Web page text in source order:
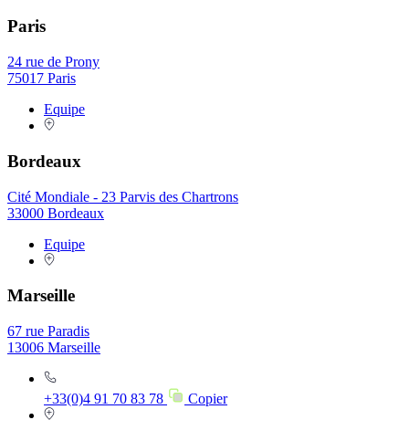
Paris
24 rue de Prony
75017 Paris
Equipe
Bordeaux
Cité Mondiale - 23 Parvis des Chartrons
33000 Bordeaux
Equipe
Marseille
67 rue Paradis
13006 Marseille
+33(0)4 91 70 83 78 Copier